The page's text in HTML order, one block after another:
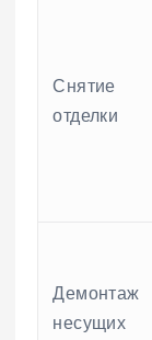
Снятие
отделки
Демонтаж
несущих